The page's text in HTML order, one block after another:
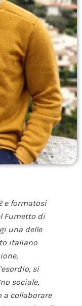
e formatosi
Fumetto di
una delle
italiano
si
sociale,
a collaborare